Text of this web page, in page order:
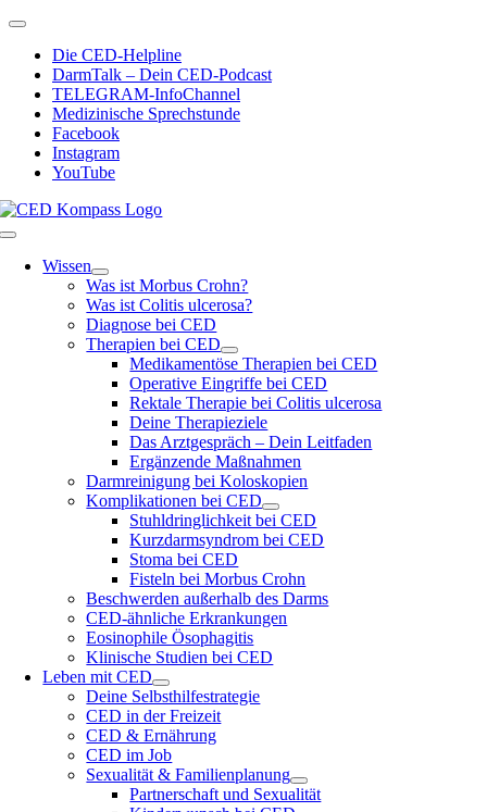
Zum
springen
Toggle
NavigationDie CED-Helpline
DarmTalk – Dein CED-Podcast
TELEGRAM-InfoChannel
Medizinische Sprechstunde
Facebook
Instagram
YouTube
Toggle
NavigationWissen
Was ist Morbus Crohn?
Was ist Colitis ulcerosa?
Diagnose bei CED
Therapien bei CED
Medikamentöse Therapien bei CED
Operative Eingriffe bei CED
Rektale Therapie bei Colitis ulcerosa
Deine Therapieziele
Das Arztgespräch – Dein Leitfaden
Ergänzende Maßnahmen
Darmreinigung bei Koloskopien
Komplikationen bei CED
Stuhldringlichkeit bei CED
Kurzdarmsyndrom bei CED
Stoma bei CED
Fisteln bei Morbus Crohn
Beschwerden außerhalb des Darms
CED-ähnliche Erkrankungen
Eosinophile Ösophagitis
Klinische Studien bei CED
Leben mit CED
Deine Selbsthilfestrategie
CED in der Freizeit
CED & Ernährung
CED im Job
Sexualität & Familienplanung
Partnerschaft und Sexualität